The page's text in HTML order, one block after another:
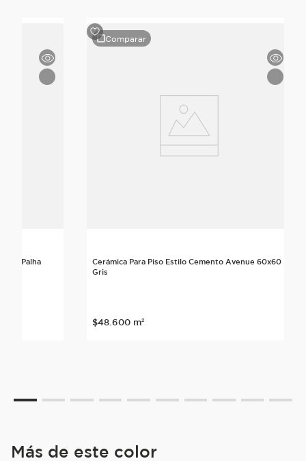
Palha
Comparar
Cerámica Para Piso Estilo Cemento Avenue 60x60
Gris
$48.600 m²
Más de este color